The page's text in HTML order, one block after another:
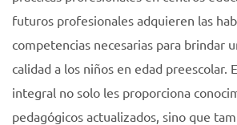
futuros profesionales adquieren las
competencias necesarias para brindar
calidad a los niños en edad preescolar.
integral no solo les proporciona
pedagógicos actualizados, sino que